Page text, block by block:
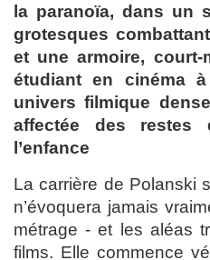
la paranoïa, dans un
grotesques
et une armoire, court-
étudiant en cinéma
univers filmique
affectée des restes
l’enfance
La carrière de Polanski
n’évoquera jamais
métrage - et les aléas
films. Elle commence